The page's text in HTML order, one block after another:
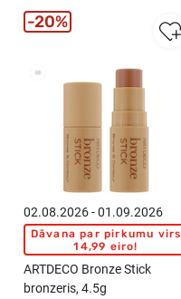
02.08.2026 - 01.09.2026
Dāvana par pirkumu virs
14,99 eiro!
ARTDECO Bronze Stick
bronzeris, 4.5g
20%